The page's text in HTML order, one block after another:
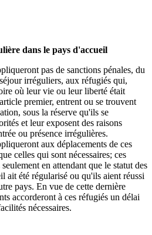
dans le pays d'accueil
pas de sanctions pénales, du
irréguliers, aux réfugiés qui,
où leur vie ou leur liberté était
premier, entrent ou se trouvent
sous la réserve qu'ils se
et leur exposent des raisons
ou présence irrégulières.
aux déplacements de ces
celles qui sont nécessaires; ces
en attendant que le statut des
ait été régularisé ou qu'ils aient réussi
pays. En vue de cette dernière
accorderont à ces réfugiés un délai
nécessaires.